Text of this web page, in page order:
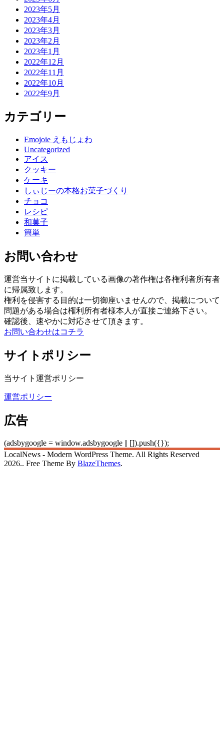
2023年5月
2023年4月
2023年3月
2023年2月
2023年1月
2022年12月
2022年11月
2022年10月
2022年9月
カテゴリー
Emojoie えもじょわ
Uncategorized
アイス
クッキー
ケーキ
しぃじーの本格お菓子づくり
チョコ
レシピ
和菓子
簡単
お問い合わせ
運営当サイトに掲載している画像の著作権は各権利者所有者
に帰属致します。
権利を侵害する目的は一切御座いませんので、掲載について
問題がある場合は権利所有者様本人が直接ご連絡下さい。
確認後、速やかに対応させて頂きます。
お問い合わせはコチラ
サイトポリシー
当サイト運営ポリシー
運営ポリシー
広告
(adsbygoogle = window.adsbygoogle || []).push({});
LocalNews - Modern WordPress Theme. All Rights Reserved
2026.. Free Theme By BlazeThemes.